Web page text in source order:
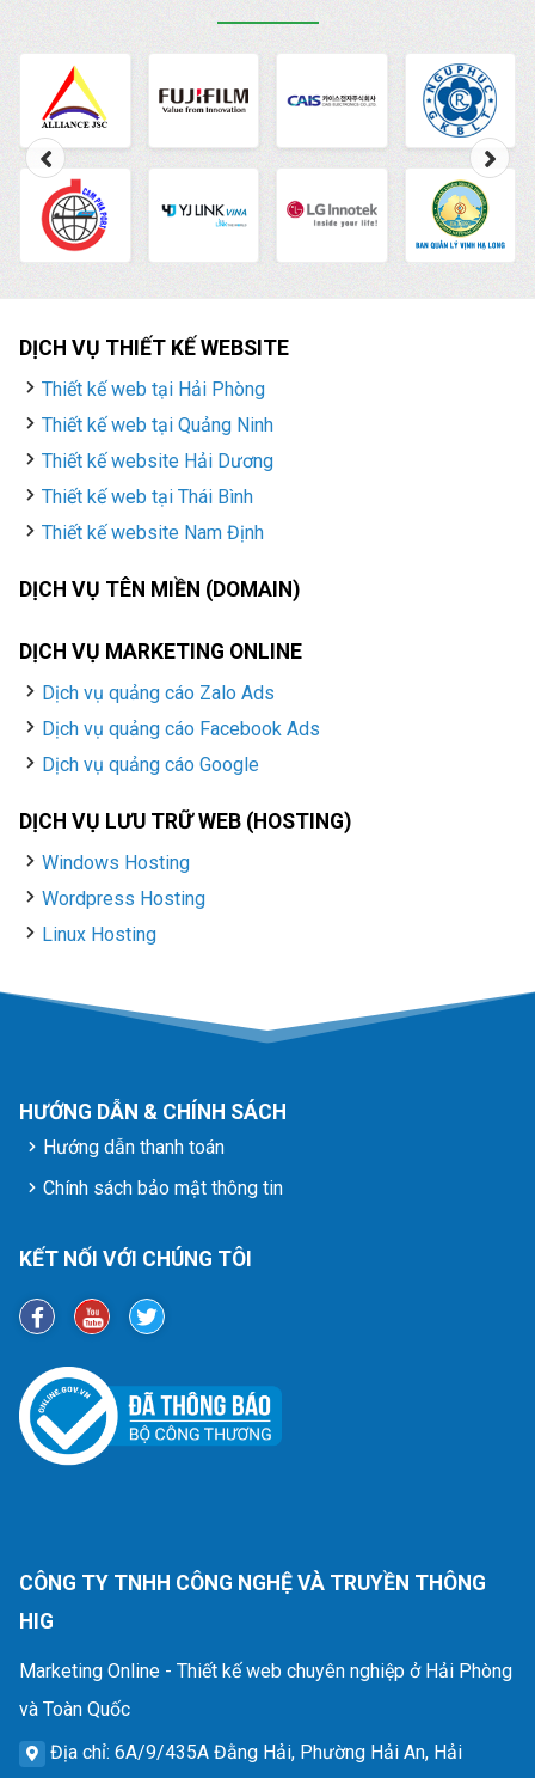
kiệm một cách đáng
kể. Công ty HIG chúng
tôi chuyên cung cấp cho
khách hàng giải pháp
quản trị chăm sóc
Fanpage Facebook uy
tín, chuyên nghiệp với
giá rẻ hàng đầu tại Việt
DỊCH VỤ THIẾT KẾ WEBSITE
Thiết kế web tại Hải Phòng
Thiết kế web tại Quảng Ninh
Thiết kế website Hải Dương
Thiết kế web tại Thái Bình
Thiết kế website Nam Định
DỊCH VỤ TÊN MIỀN (DOMAIN)
DỊCH VỤ MARKETING ONLINE
Dịch vụ quảng cáo Zalo Ads
Dịch vụ quảng cáo Facebook Ads
Dịch vụ quảng cáo Google
DỊCH VỤ LƯU TRỮ WEB (HOSTING)
Windows Hosting
Wordpress Hosting
Linux Hosting
HƯỚNG DẪN & CHÍNH SÁCH
Hướng dẫn thanh toán
Chính sách bảo mật thông tin
KẾT NỐI VỚI CHÚNG TÔI
CÔNG TY TNHH CÔNG NGHỆ VÀ TRUYỀN THÔNG
HIG
Marketing Online - Thiết kế web chuyên nghiệp ở Hải Phòng
và Toàn Quốc
Địa chỉ: 6A/9/435A Đằng Hải, Phường Hải An, Hải